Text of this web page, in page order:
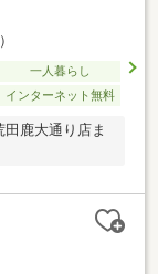
一人暮らし
インターネット無料
鹿大通り店ま